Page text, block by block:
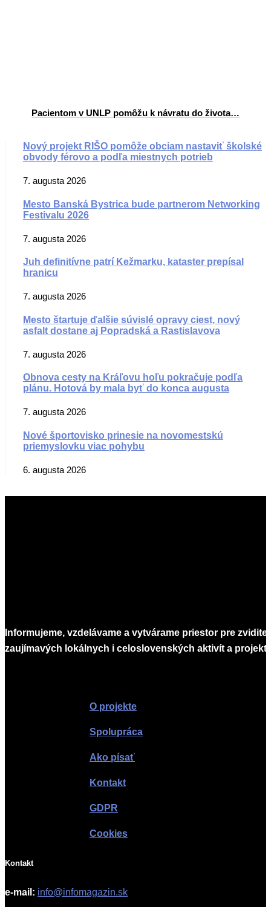
Pacientom v UNLP pomôžu k návratu do života…
Nový projekt RIŠO pomôže obciam nastaviť školské
obvody férovo a podľa miestnych potrieb
7. augusta 2026
Mesto Banská Bystrica bude partnerom Networking
Festivalu 2026
7. augusta 2026
Juh definitívne patrí Kežmarku, kataster prepísal
hranicu
7. augusta 2026
Mesto štartuje ďalšie súvislé opravy ciest, nový
asfalt dostane aj Popradská a Rastislavova
7. augusta 2026
Obnova cesty na Kráľovu hoľu pokračuje podľa
plánu. Hotová by mala byť do konca augusta
7. augusta 2026
Nové športovisko prinesie na novomestskú
priemyslovku viac pohybu
6. augusta 2026
Informujeme, vzdelávame a vytvárame priestor pre
zaujímavých lokálnych i celoslovenských aktivít a
O projekte
Spolupráca
Ako písať
Kontakt
GDPR
Cookies
Kontakt
e-mail: info@infomagazin.sk